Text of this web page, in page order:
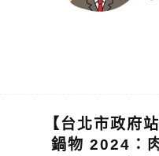
【台北市政府
鍋物 2024：